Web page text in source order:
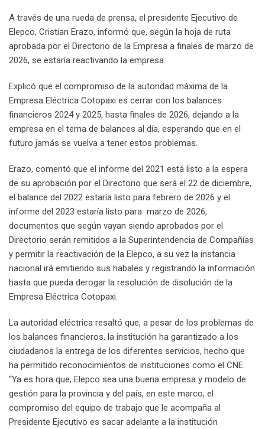
A través de una rueda de prensa, el presidente Ejecutivo de
Elepco, Cristian Erazo, informó que, según la hoja de ruta
aprobada por el Directorio de la Empresa a finales de marzo de
2026, se estaría reactivando la empresa.
Explicó que el compromiso de la autoridad máxima de la
Empresa Eléctrica Cotopaxi es cerrar con los balances
financieros 2024 y 2025, hasta finales de 2026, dejando a la
empresa en el tema de balances al día, esperando que en el
futuro jamás se vuelva a tener estos problemas.
Erazo, comentó que el informe del 2021 está listo a la espera
de su aprobación por el Directorio que será el 22 de diciembre,
el balance del 2022 estaría listo para febrero de 2026 y el
informe del 2023 estaría listo para marzo de 2026,
documentos que según vayan siendo aprobados por el
Directorio serán remitidos a la Superintendencia de Compañías
y permitir la reactivación de la Elepco, a su vez la instancia
nacional irá emitiendo sus habales y registrando la información
hasta que pueda derogar la resolución de disolución de la
Empresa Eléctrica Cotopaxi.
La autoridad eléctrica resaltó que, a pesar de los problemas de
los balances financieros, la institución ha garantizado a los
ciudadanos la entrega de los diferentes servicios, hecho que
ha permitido reconocimientos de instituciones como el CNE.
“Ya es hora que, Elepco sea una buena empresa y modelo de
gestión para la provincia y del país, en este marco, el
compromiso del equipo de trabajo que le acompaña al
Presidente Ejecutivo es sacar adelante a la institución